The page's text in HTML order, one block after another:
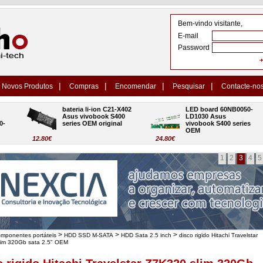
Bem-vindo visitante,
E-mail
Password
Novos Produtos | Compras | Encomendar | Pesquisar | Contacte-
12.80€
bateria li-ion C21-X402
Asus vivobook S400
series OEM original
24.80€
LED board 60NB0050-
LD1030 Asus
vivobook S400 series
OEM
1 2 3 4 5
portáteis > HDD SSD M-SATA > HDD Sata 2.5 inch > disco rigido Hitachi Travelstar
320Gb sata 2.5" OEM